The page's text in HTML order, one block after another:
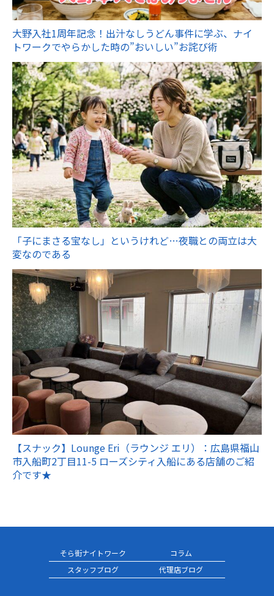
大野入社1周年記念！出汁なしうどん事件に学ぶ、ナイ
トワークでやらかした時の”おいしい”お詫び術
「子にまさる宝なし」というけれど…夜職との両立は大
変なのである
【スナック】Lounge Eri（ラウンジ エリ）：広島県福山
市入船町2丁目11-5 ローズシティ入船にある店舗のご紹
介です★
そら街ナイトワーク
コラム
スタッフブログ
代理店ブログ